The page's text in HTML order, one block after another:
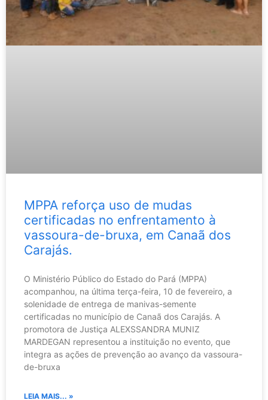
MPPA reforça uso de mudas
certificadas no enfrentamento à
vassoura-de-bruxa, em Canaã dos
Carajás.
O Ministério Público do Estado do Pará (MPPA)
acompanhou, na última terça-feira, 10 de fevereiro, a
solenidade de entrega de manivas-semente
certificadas no município de Canaã dos Carajás. A
promotora de Justiça ALEXSSANDRA MUNIZ
MARDEGAN representou a instituição no evento, que
integra as ações de prevenção ao avanço da vassoura-
de-bruxa
LEIA MAIS... »